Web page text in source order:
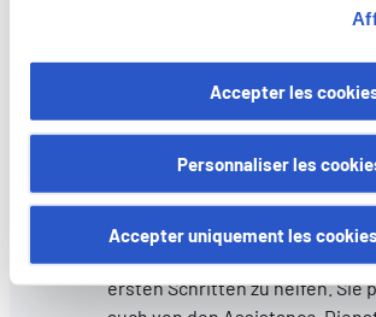
Vous avez la possibilité de retirer votre
moment en cliquant sur le lien "gestion
Certains de ces cookies sont
fonctionnement du site. Notez que si
cookies utilisés ici, il se peut que
parties de ce site Web ne soient plus
Accepter les
Personnaliser les
Accepter uniquement les
und wir helfen Ihnen bei den
Schritten zur Zulassung Ihres
Schadenhilfe
Wir stehen Ihnen zur Seite, um
ersten Schritten zu helfen. Sie